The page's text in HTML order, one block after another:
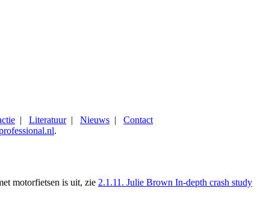
| Literatuur| Nieuws | Contact
.
motorfietsen is uit, zie 2.1.11. Julie Brown In-depth crash study